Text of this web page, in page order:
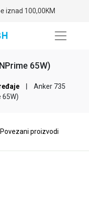
65W)
Anker 735
65W)
Povezani proizvodi